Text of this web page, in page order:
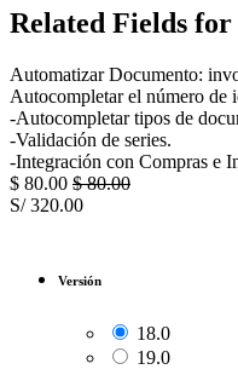
Related Fields for
Automatizar Documento:
Autocompletar el número de
-Autocompletar tipos de
-Validación de series.
-Integración con Compras e
$ 80.00 $80.00
S/320.00
Versión
18.0
19.0